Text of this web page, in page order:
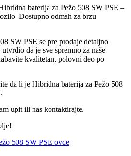
baterija za Pežo 508 SW PSE –
Dostupno odmah za brzu
SW PSE se pre prodaje detaljno
da je sve spremno za naše
kvalitetan, polovni deo po
da li je Hibridna baterija za Pežo 508
upit ili nas kontaktirajte.
508 SW PSE ovde